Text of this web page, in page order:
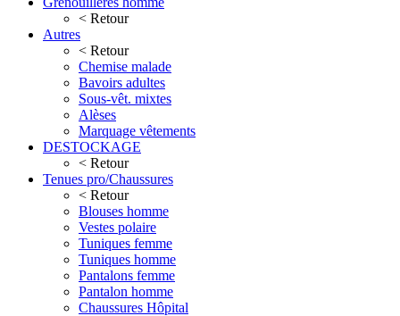
< Retour
Autres
< Retour
Chemise malade
Bavoirs adultes
Sous-vêt. mixtes
Alèses
Marquage vêtements
DESTOCKAGE
< Retour
Tenues pro/Chaussures
< Retour
Blouses homme
Vestes polaire
Tuniques femme
Tuniques homme
Pantalons femme
Pantalon homme
Chaussures Hôpital